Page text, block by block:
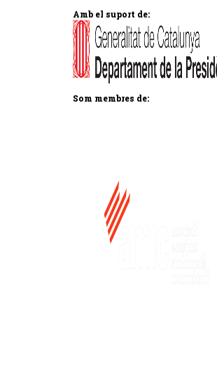
Amb el suport de:
Som membres de: